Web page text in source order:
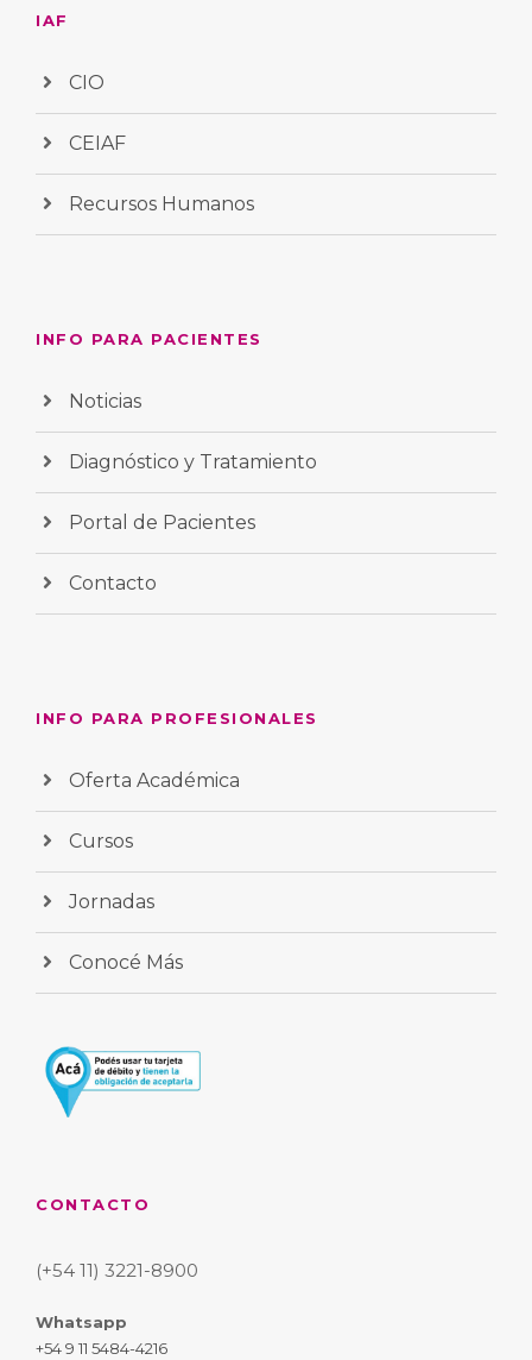
IAF
CIO
CEIAF
Recursos Humanos
INFO PARA PACIENTES
Noticias
Diagnóstico y Tratamiento
Portal de Pacientes
Contacto
INFO PARA PROFESIONALES
Oferta Académica
Cursos
Jornadas
Conocé Más
CONTACTO
(+54 11) 3221-8900
Whatsapp
+54 9 11 5484-4216